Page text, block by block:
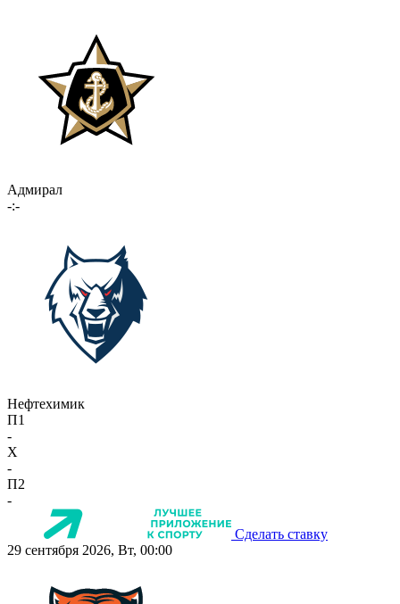
Адмирал
-:-
Нефтехимик
П1
-
X
-
П2
-
Сделать ставку
29 сентября 2026, Вт, 00:00